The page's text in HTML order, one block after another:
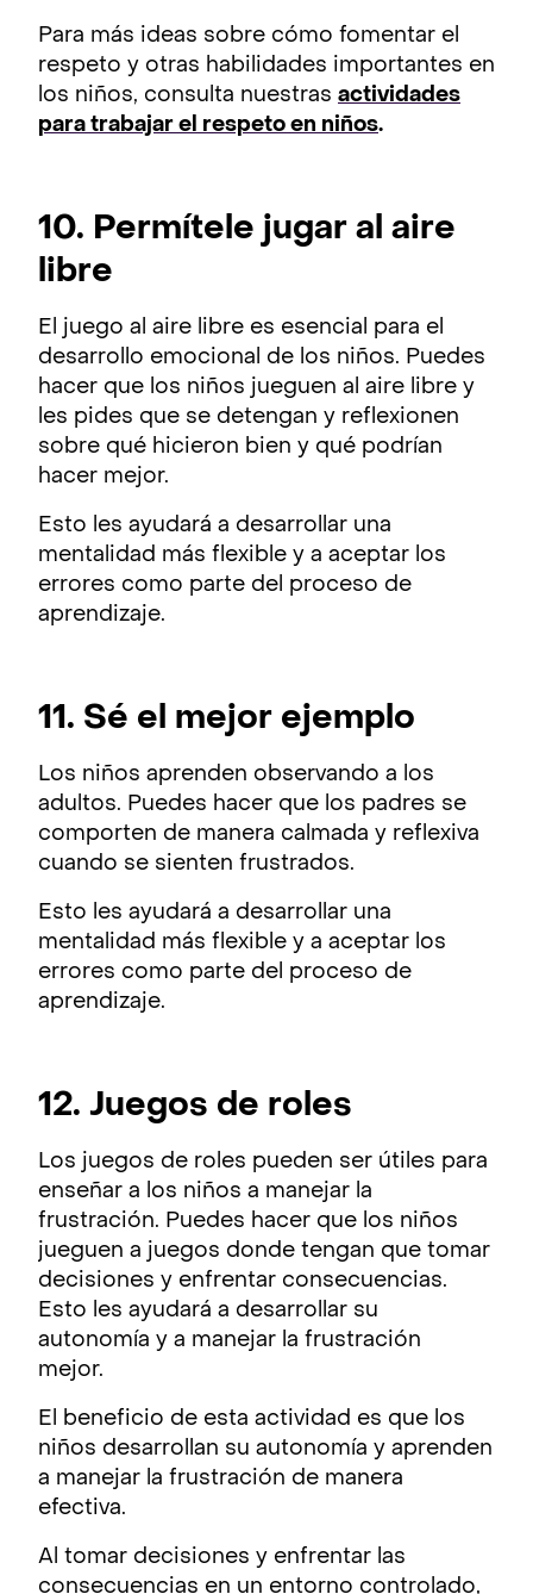
Para más ideas sobre cómo fomentar el
respeto y otras habilidades importantes en
los niños, consulta nuestras actividades
para trabajar el respeto en niños.
10. Permítele jugar al aire
libre
El juego al aire libre es esencial para el
desarrollo emocional de los niños. Puedes
hacer que los niños jueguen al aire libre y
les pides que se detengan y reflexionen
sobre qué hicieron bien y qué podrían
hacer mejor.
Esto les ayudará a desarrollar una
mentalidad más flexible y a aceptar los
errores como parte del proceso de
aprendizaje.
11. Sé el mejor ejemplo
Los niños aprenden observando a los
adultos. Puedes hacer que los padres se
comporten de manera calmada y reflexiva
cuando se sienten frustrados.
Esto les ayudará a desarrollar una
mentalidad más flexible y a aceptar los
errores como parte del proceso de
aprendizaje.
12. Juegos de roles
Los juegos de roles pueden ser útiles para
enseñar a los niños a manejar la
frustración. Puedes hacer que los niños
jueguen a juegos donde tengan que tomar
decisiones y enfrentar consecuencias.
Esto les ayudará a desarrollar su
autonomía y a manejar la frustración
mejor.
El beneficio de esta actividad es que los
niños desarrollan su autonomía y aprenden
a manejar la frustración de manera
efectiva.
Al tomar decisiones y enfrentar las
consecuencias en un entorno controlado,